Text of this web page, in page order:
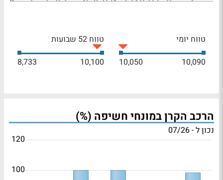
טווח יומי
10,090
10,050
טווח 52 שבועות
10,100
8,733
הרכב הקרן במונחי חשיפה (%)
נכון ל - 07/26
100
120